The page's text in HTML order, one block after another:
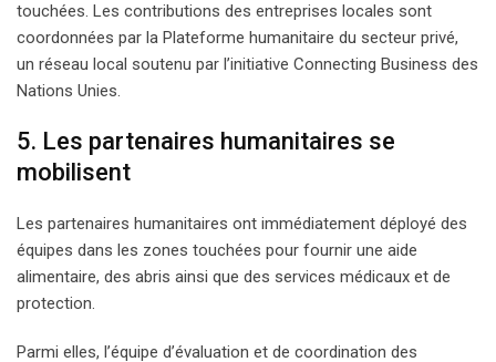
touchées. Les contributions des entreprises locales sont
coordonnées par la Plateforme humanitaire du secteur privé,
un réseau local soutenu par l’initiative Connecting Business des
Nations Unies.
5. Les partenaires humanitaires se
mobilisent
Les partenaires humanitaires ont immédiatement déployé des
équipes dans les zones touchées pour fournir une aide
alimentaire, des abris ainsi que des services médicaux et de
protection.
Parmi elles, l’équipe d’évaluation et de coordination des